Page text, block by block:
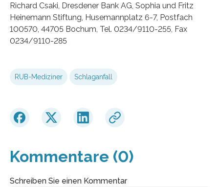
Richard Csaki, Dresdener Bank AG, Sophia und Fritz
Heinemann Stiftung, Husemannplatz 6-7, Postfach
100570, 44705 Bochum, Tel. 0234/9110-255, Fax
0234/9110-285
RUB-Mediziner Schlaganfall
Kommentare (0)
Schreiben Sie einen Kommentar